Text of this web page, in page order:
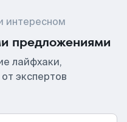
интересном
предложениями
лайфхаки,
экспертов